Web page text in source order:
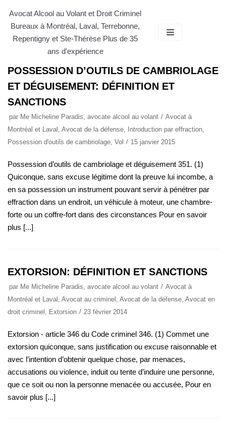
Aller
au
contenu
Avocat Alcool au Volant et Droit Criminel
Bureaux à Montréal, Laval, Terrebonne,
Repentigny et Ste-Thérèse Plus de 35
ans d'expérience
AVOCAT
POSSESSION D’OUTILS DE CAMBRIOLAGE
ET DÉGUISEMENT: DÉFINITION ET
SANCTIONS
par Me Micheline Paradis, avocate alcool au volant
Avocat à
Montréal et Laval , Avocat de la défense, Introduction par effraction,
Possession d'outils de cambriolage, Vol 15 janvier 2015
Possession d’outils de cambriolage et déguisement 351. (1)
Quiconque, sans excuse légitime dont la preuve lui incombe, a
en sa possession un instrument pouvant servir à pénétrer par
effraction dans un endroit, un véhicule à moteur, une chambre-
forte ou un coffre-fort dans des circonstances Pour en savoir
plus [...]
EXTORSION: DÉFINITION ET SANCTIONS
par Me Micheline Paradis, avocate alcool au volant
Avocat à
Montréal et Laval , Avocat au criminel , Avocat de la défense, Avocat en
droit criminel , Extorsion 23 février 2014
Extorsion - article 346 du Code criminel 346. (1) Commet une
extorsion quiconque, sans justification ou excuse raisonnable et
avec l’intention d’obtenir quelque chose, par menaces,
accusations ou violence, induit ou tente d’induire une personne,
que ce soit ou non la personne menacée ou accusée, Pour en
savoir plus [...]